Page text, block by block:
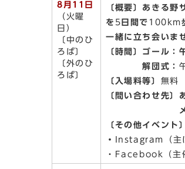
8月11日
（火曜
日）
〔中のひ
ろば〕
〔外のひ
ろば〕
〔概要〕あきる
を 5 日間で 100km
一緒に立ち会いま
〔時間〕ゴール：
解団式：
〔入場料等〕 無料
〔問い合わせ先
メー
〔その他イベント
・
Instagram（
・Facebook（